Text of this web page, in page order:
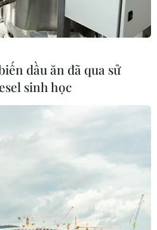
dầu ăn đã qua sử
sinh học